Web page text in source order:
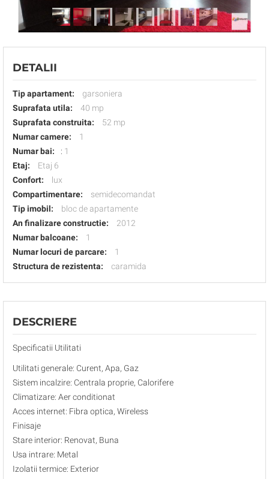
DETALII
Tip apartament:
garsoniera
Suprafata utila:
40 mp
Suprafata construita:
52 mp
Numar camere:
1
Numar bai:
: 1
Etaj:
Etaj 6
Confort:
lux
Compartimentare:
semidecomandat
Tip imobil:
bloc de apartamente
An finalizare constructie:
2012
Numar balcoane:
1
Numar locuri de parcare:
1
Structura de rezistenta:
caramida
DESCRIERE
Specificatii Utilitati
Utilitati generale: Curent, Apa, Gaz
Sistem incalzire: Centrala proprie, Calorifere
Climatizare: Aer conditionat
Acces internet: Fibra optica, Wireless
Finisaje
Stare interior: Renovat, Buna
Usa intrare: Metal
Izolatii termice: Exterior